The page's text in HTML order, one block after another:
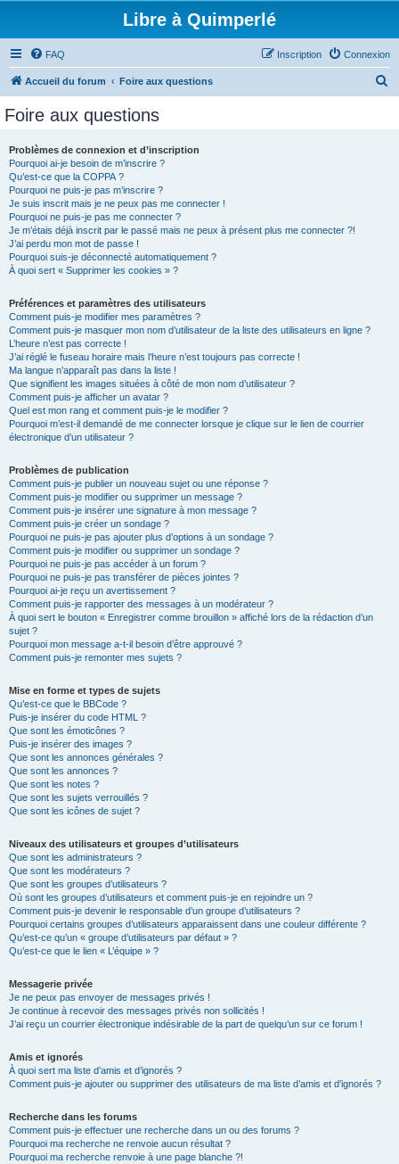
Libre à Quimperlé
FAQ Connexion
Inscription
Accueil du forum Foire aux questions
Foire aux questions
Problèmes de connexion et d’inscription
Pourquoi ai-je besoin de m’inscrire ?
Qu’est-ce que la COPPA ?
Pourquoi ne puis-je pas m’inscrire ?
Je suis inscrit mais je ne peux pas me connecter !
Pourquoi ne puis-je pas me connecter ?
Je m’étais déjà inscrit par le passé mais ne peux à présent plus me connecter ?!
J’ai perdu mon mot de passe !
Pourquoi suis-je déconnecté automatiquement ?
À quoi sert « Supprimer les cookies » ?
Préférences et paramètres des utilisateurs
Comment puis-je modifier mes paramètres ?
Comment puis-je masquer mon nom d’utilisateur de la liste des utilisateurs en ligne ?
L’heure n’est pas correcte !
J’ai réglé le fuseau horaire mais l’heure n’est toujours pas correcte !
Ma langue n’apparaît pas dans la liste !
Que signifient les images situées à côté de mon nom d’utilisateur ?
Comment puis-je afficher un avatar ?
Quel est mon rang et comment puis-je le modifier ?
Pourquoi m’est-il demandé de me connecter lorsque je clique sur le lien de courrier
électronique d’un utilisateur ?
Problèmes de publication
Comment puis-je publier un nouveau sujet ou une réponse ?
Comment puis-je modifier ou supprimer un message ?
Comment puis-je insérer une signature à mon message ?
Comment puis-je créer un sondage ?
Pourquoi ne puis-je pas ajouter plus d’options à un sondage ?
Comment puis-je modifier ou supprimer un sondage ?
Pourquoi ne puis-je pas accéder à un forum ?
Pourquoi ne puis-je pas transférer de pièces jointes ?
Pourquoi ai-je reçu un avertissement ?
Comment puis-je rapporter des messages à un modérateur ?
À quoi sert le bouton « Enregistrer comme brouillon » affiché lors de la rédaction d’un
sujet ?
Pourquoi mon message a-t-il besoin d’être approuvé ?
Comment puis-je remonter mes sujets ?
Mise en forme et types de sujets
Qu’est-ce que le BBCode ?
Puis-je insérer du code HTML ?
Que sont les émoticônes ?
Puis-je insérer des images ?
Que sont les annonces générales ?
Que sont les annonces ?
Que sont les notes ?
Que sont les sujets verrouillés ?
Que sont les icônes de sujet ?
Niveaux des utilisateurs et groupes d’utilisateurs
Que sont les administrateurs ?
Que sont les modérateurs ?
Que sont les groupes d’utilisateurs ?
Où sont les groupes d’utilisateurs et comment puis-je en rejoindre un ?
Comment puis-je devenir le responsable d’un groupe d’utilisateurs ?
Pourquoi certains groupes d’utilisateurs apparaissent dans une couleur différente ?
Qu’est-ce qu’un « groupe d’utilisateurs par défaut » ?
Qu’est-ce que le lien « L’équipe » ?
Messagerie privée
Je ne peux pas envoyer de messages privés !
Je continue à recevoir des messages privés non sollicités !
J’ai reçu un courrier électronique indésirable de la part de quelqu’un sur ce forum !
Amis et ignorés
À quoi sert ma liste d’amis et d’ignorés ?
Comment puis-je ajouter ou supprimer des utilisateurs de ma liste d’amis et d’ignorés ?
Recherche dans les forums
Comment puis-je effectuer une recherche dans un ou des forums ?
Pourquoi ma recherche ne renvoie aucun résultat ?
Pourquoi ma recherche renvoie à une page blanche ?!